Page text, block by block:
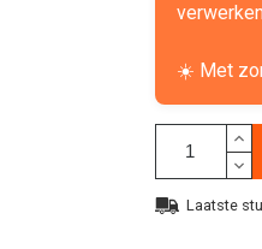
☀️ Met
Laatste